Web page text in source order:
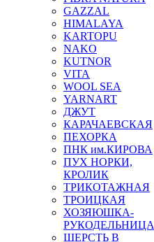
GAZZAL
HIMALAYA
KARTOPU
NAKO
KUTNOR
VITA
WOOL SEA
YARNART
ДЖУТ
КАРАЧАЕВСКАЯ
ПЕХОРКА
ПНК им.КИРОВА
ПУХ НОРКИ,
КРОЛИК
ТРИКОТАЖНАЯ
ТРОИЦКАЯ
ХОЗЯЮШКА-
РУКОДЕЛЬНИЦА
ШЕРСТЬ В